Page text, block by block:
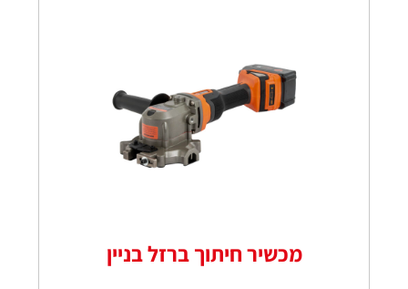
מכשיר חיתוך ברזל בניין